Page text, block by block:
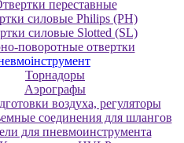
переставные
силовые Philips (PH)
силовые Slotted (SL)
поворотные отвертки
Topнaдopы
Аэрографы
воздуха, регуляторы
соединения для шлангов
для пневмоинструмента